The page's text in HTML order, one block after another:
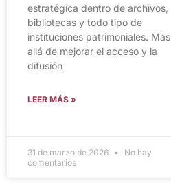
estratégica dentro de archivos,
bibliotecas y todo tipo de
instituciones patrimoniales. Más
allá de mejorar el acceso y la
difusión
LEER MÁS »
31 de marzo de 2026
No hay
comentarios